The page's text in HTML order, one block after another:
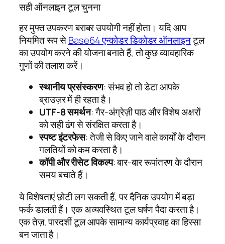
सही ऑनलाइन टूल चुनना
हर मुफ्त उपकरण बराबर उपयोगी नहीं होता। यदि आप
नियमित रूप सेBase64 एन्कोडर डिकोडर ऑनलाइनटूल
का उपयोग करने की योजना बनाते हैं, तो कुछ व्यावहारिक
गुणों की तलाश करें।
स्थानीय प्रसंस्करण: संभव हो तो डेटा आपके
ब्राउज़र में ही रहता है।
UTF-8 समर्थन: गैर-अंग्रेज़ी पाठ और विशेष अक्षरों
को सही ढंग से संरक्षित करता है।
स्पष्ट इंटरफेस: तेजी से किए जाने वाले कार्यों के दौरान
गलतियों को कम करता है।
कॉपी और रीसेट विकल्प: बार-बार रूपांतरण के दौरान
समय बचाते हैं।
ये विशेषताएं छोटी लग सकती हैं, पर दैनिक उपयोग में बड़ा
फर्क डालती हैं। एक अव्यवस्थित टूल घर्षण पैदा करता है।
एक तेज़, पारदर्शी टूल आपके सामान्य कार्यप्रवाह का हिस्सा
बन जाता है।